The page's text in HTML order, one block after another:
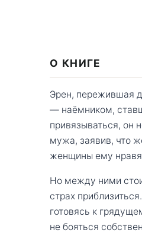
О КНИГЕ
Эрен, пережившая
— наёмником,
привязываться, он
мужа, заявив, что
женщины ему
Но между ними
страх
готовясь к
не бояться